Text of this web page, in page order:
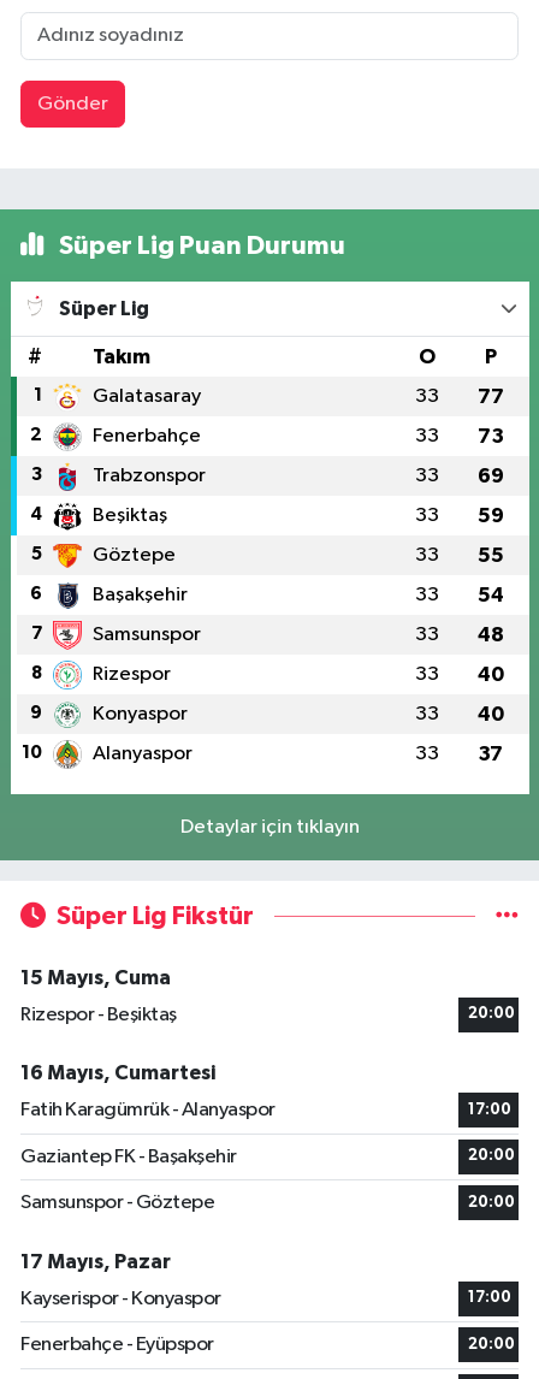
Gönder
Süper Lig Puan Durumu
Süper Lig
# Takım O P
1 Galatasaray 33 77
2 Fenerbahçe 33 73
3 Trabzonspor 33 69
4 Beşiktaş 33 59
5 Göztepe 33 55
6 Başakşehir 33 54
7 Samsunspor 33 48
8 Rizespor 33 40
9 Konyaspor 33 40
10 Alanyaspor 33 37
Detaylar için tıklayın
Süper Lig Fikstür
15 Mayıs, Cuma
Rizespor - Beşiktaş
20:00
16 Mayıs, Cumartesi
Fatih Karagümrük - Alanyaspor
17:00
Gaziantep FK - Başakşehir 20:00
Samsunspor - Göztepe 20:00
17 Mayıs, Pazar
Kayserispor - Konyaspor
17:00
Fenerbahçe - Eyüpspor 20:00